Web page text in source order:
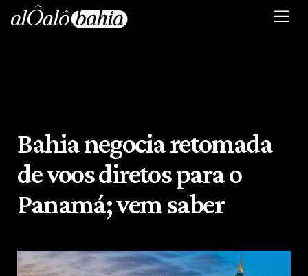
Bahia negocia retomada
de voos diretos para o
Panamá; vem saber